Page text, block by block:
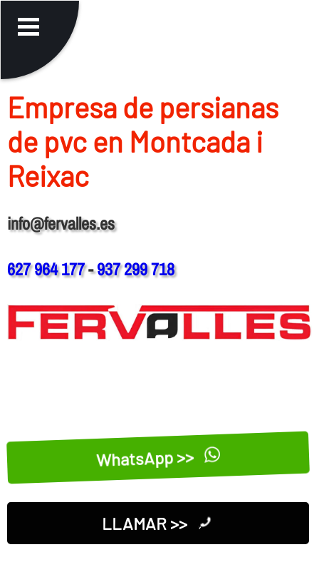
Empresa de persianas
de pvc en Montcada i
Reixac
info@fervalles.es
627 964 177-937 299 718
WhatsApp >>
LLAMAR >>